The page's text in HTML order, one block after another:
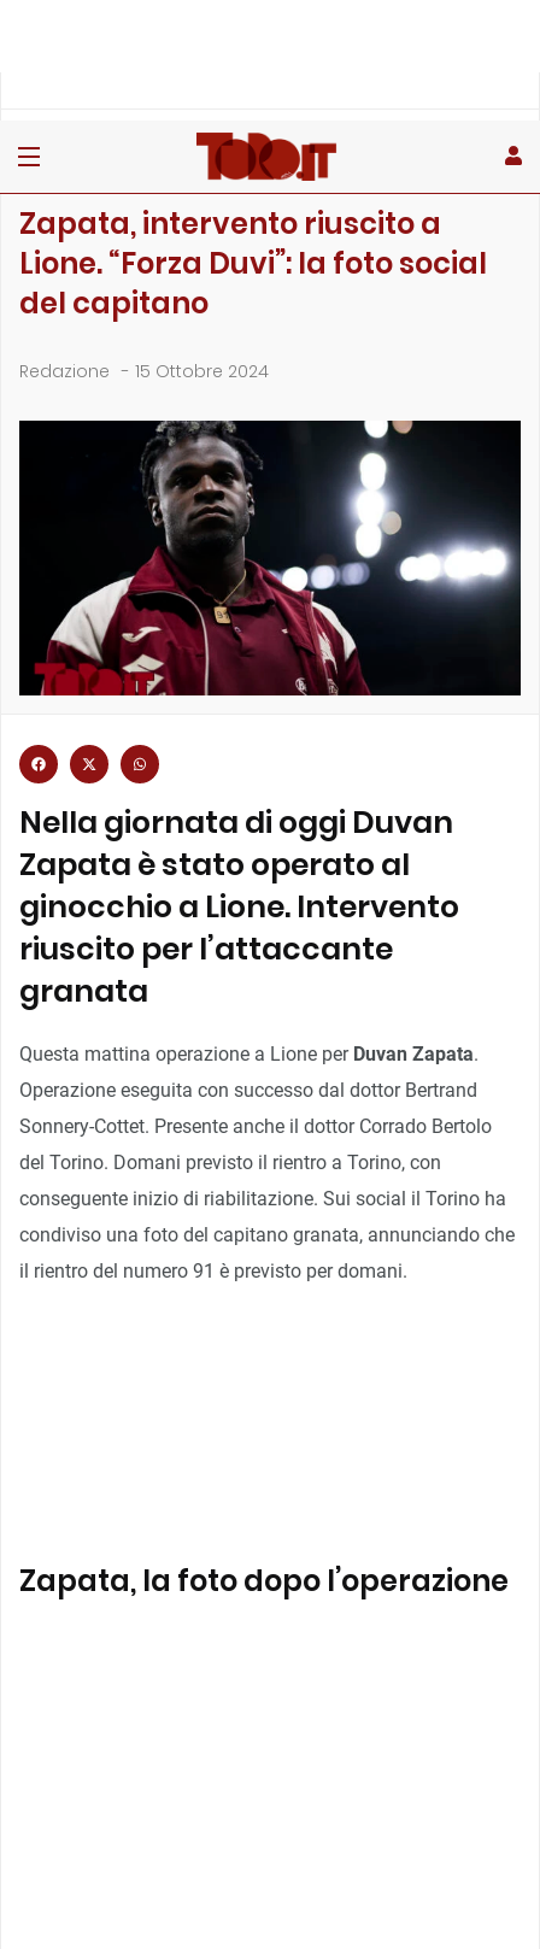
Zapata, intervento riuscito a
Lione. “Forza Duvi”: la foto social
del capitano
Redazione - 15 Ottobre 2024
Nella giornata di oggi Duvan
Zapata è stato operato al
ginocchio a Lione. Intervento
riuscito per l’attaccante
granata
Questa mattina operazione a Lione per Duvan Zapata.
Operazione eseguita con successo dal dottor Bertrand
Sonnery-Cottet. Presente anche il dottor Corrado Bertolo
del Torino. Domani previsto il rientro a Torino, con
conseguente inizio di riabilitazione. Sui social il Torino ha
condiviso una foto del capitano granata, annunciando che
il rientro del numero 91 è previsto per domani.
Zapata, la foto dopo l’operazione